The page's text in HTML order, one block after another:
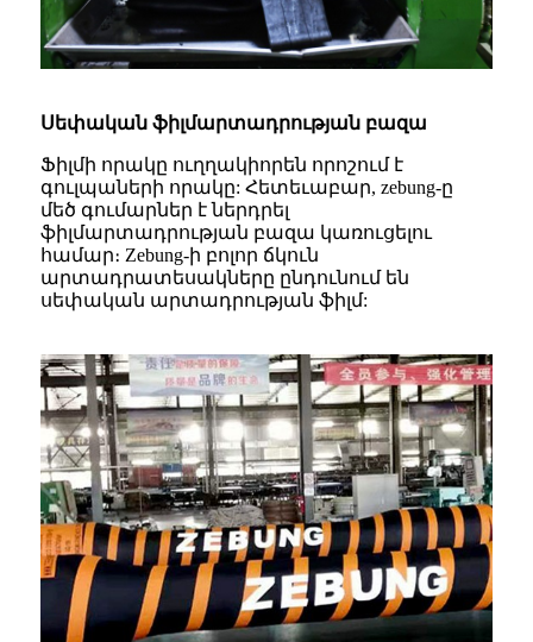
Սեփական ֆիլմարտադրության բազա
Ֆիլմի որակը ուղղակիորեն որոշում է
գուլպաների որակը: Հետեւաբար, zebung-ը
մեծ գումարներ է ներդրել
ֆիլմարտադրության բազա կառուցելու
համար։ Zebung-ի բոլոր ճկուն
արտադրատեսակները ընդունում են
սեփական արտադրության ֆիլմ: